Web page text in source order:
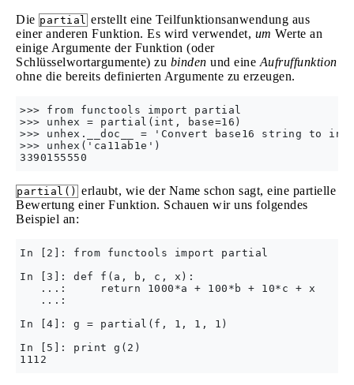
Die partial erstellt eine Teilfunktionsanwendung aus
einer anderen Funktion. Es wird verwendet, um Werte an
einige Argumente der Funktion (oder
Schlüsselwortargumente) zu binden und eine Aufruffunktion
ohne die bereits definierten Argumente zu erzeugen.
>>> from functools import partial
>>> unhex = partial(int, base=16)
>>> unhex.__doc__ = 'Convert base16 string to
>>> unhex('ca11ab1e')
partial() erlaubt, wie der Name schon sagt, eine partielle
Bewertung einer Funktion. Schauen wir uns folgendes
Beispiel an:
In [2]: from functools import partial
In [3]: def f(a, b, c, x):
   ...:     return 1000*a + 100*b + 10*c + x
   ...:
In [4]: g = partial(f, 1, 1, 1)
In [5]: print g(2)